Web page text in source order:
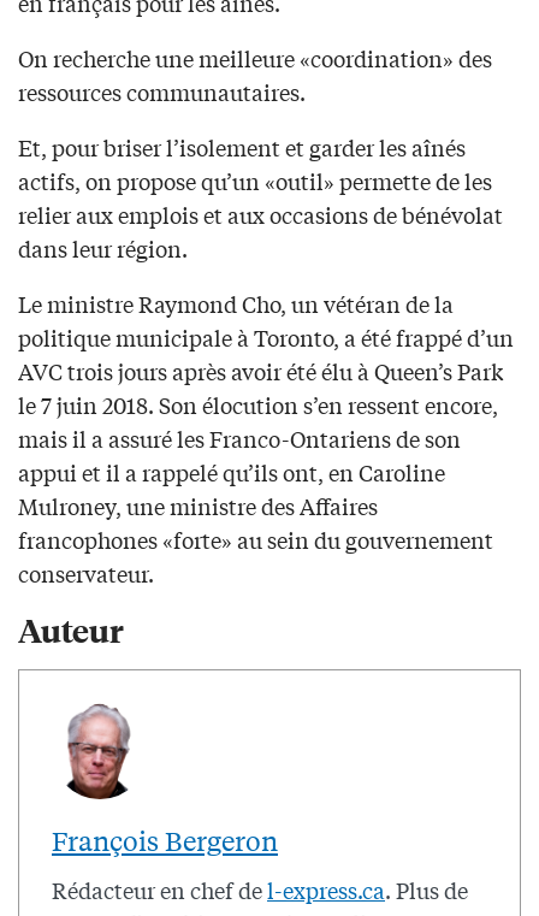
On recherche une meilleure «coordination» des
ressources communautaires.
Et, pour briser l’isolement et garder les aînés
actifs, on propose qu’un «outil» permette de les
relier aux emplois et aux occasions de bénévolat
dans leur région.
Le ministre Raymond Cho, un vétéran de la
politique municipale à Toronto, a été frappé d’un
AVC trois jours après avoir été élu à Queen’s Park
le 7 juin 2018. Son élocution s’en ressent encore,
mais il a assuré les Franco-Ontariens de son
appui et il a rappelé qu’ils ont, en Caroline
Mulroney, une ministre des Affaires
francophones «forte» au sein du gouvernement
conservateur.
Auteur
François Bergeron
Rédacteur en chef del-express.ca. Plus de